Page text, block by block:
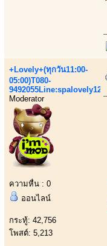
+Lovely+(ทุกวัน11:00-
05:00)T080-
9492055Line:spalovely123
Moderator
ความหื่น : 0
ออนไลน์
กระทู้: 42,756
โพสต์: 5,213